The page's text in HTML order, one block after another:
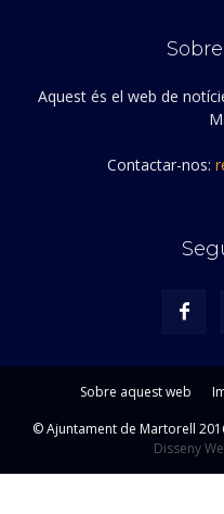
Aquest és el web de
Contactar-nos:
Sobre aquest web
© Ajuntament de Martorell
Disseny